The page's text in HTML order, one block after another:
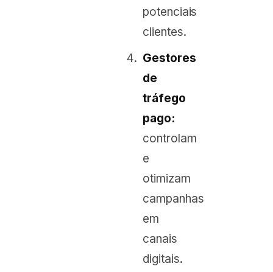
potenciais
clientes.
Gestores
de
tráfego
pago:
controlam
e
otimizam
campanhas
em
canais
digitais.